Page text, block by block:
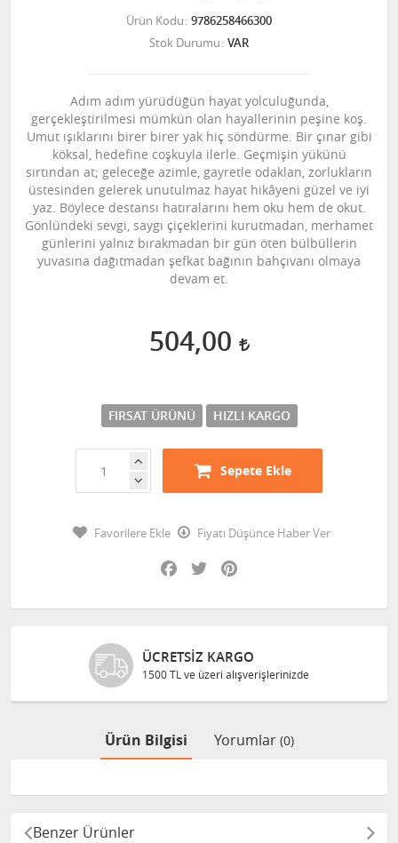
Ürün Kodu 9786258466300
Stok Durumu VAR
Adım adım yürüdüğün hayat yolculuğunda,
gerçekleştirilmesi mümkün olan hayallerinin peşine koş.
Umut ışıklarını birer birer yak hiç söndürme. Bir çınar gibi
köksal, hedefine coşkuyla ilerle. Geçmişin yükünü
sırtından at; geleceğe azimle, gayretle odaklan, zorlukların
üstesinden gelerek unutulmaz hayat hikâyeni güzel ve iyi
yaz. Böylece destansı hatıralarını hem oku hem de okut.
Gönlündeki sevgi, saygı çiçeklerini kurutmadan, merhamet
günlerini yalnız bırakmadan bir gün öten bülbüllerin
yuvasına dağıtmadan şefkat bağının bahçıvanı olmaya
devam et.
504,00
FIRSAT ÜRÜNÜ HIZLI KARGO
Sepete Ekle
Favorilere Ekle
Fiyatı Düşünce Haber Ver
Facebook
Twitter
ÜCRETSIZ KARGO
1500 TL ve üzeri alışverişlerinizde
Ürün Bilgisi Yorumlar (0)
Benzer Ürünler